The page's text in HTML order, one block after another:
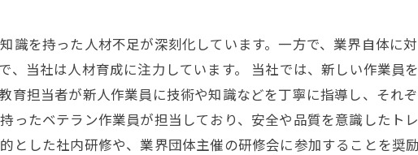
識を持った人材不足が深刻化しています。一方で、業界自体に
、当社は人材育成に注力しています。 当社では、新しい作業
育担当者が新人作業員に技術や知識などを丁寧に指導し、それ
ったベテラン作業員が担当しており、安全や品質を意識したト
とした社内研修や、業界団体主催の研修会に参加することを奨